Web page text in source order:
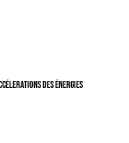
des énergies